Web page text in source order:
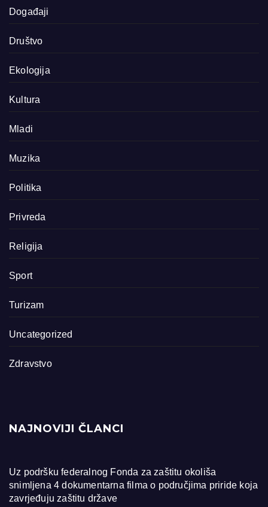
Događaji
Društvo
Ekologija
Kultura
Mladi
Muzika
Politika
Privreda
Religija
Sport
Turizam
Uncategorized
Zdravstvo
NAJNOVIJI ČLANCI
Uz podršku federalnog Fonda za zaštitu okoliša
snimljena 4 dokumentarna filma o područjima priride koja
zavrjeđuju zaštitu države